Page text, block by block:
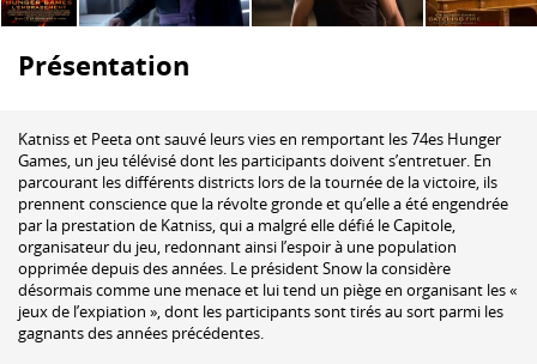
Présentation
Katniss et Peeta ont sauvé leurs vies en remportant les 74es Hunger
Games, un jeu télévisé dont les participants doivent s’entretuer. En
parcourant les différents districts lors de la tournée de la victoire, ils
prennent conscience que la révolte gronde et qu’elle a été engendrée
par la prestation de Katniss, qui a malgré elle défié le Capitole,
organisateur du jeu, redonnant ainsi l’espoir à une population
opprimée depuis des années. Le président Snow la considère
désormais comme une menace et lui tend un piège en organisant les «
jeux de l’expiation », dont les participants sont tirés au sort parmi les
gagnants des années précédentes.